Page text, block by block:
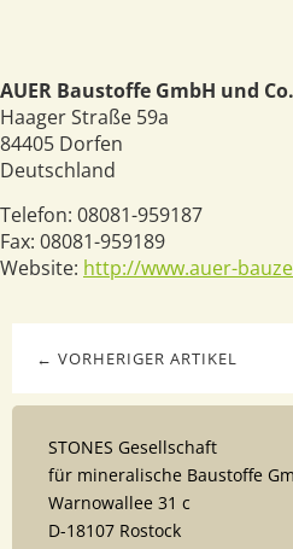
AUER Baustoffe GmbH und
Haager Straße 59a
84405 Dorfen
Deutschland
Telefon: 08081-959187
Fax: 08081-959189
Website: http://www.auer-
← VORHERIGER ARTIKEL
STONES Gesellschaft
für mineralische Baustoffe
Warnowallee 31 c
D-18107 Rostock